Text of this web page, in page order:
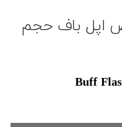
اپل باف حجم
Buff